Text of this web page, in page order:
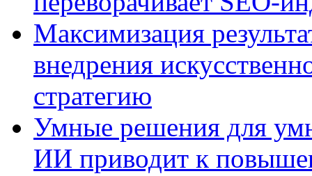
Максимизация
внедрения
стратегию
Умные решения для
ИИ приводит к